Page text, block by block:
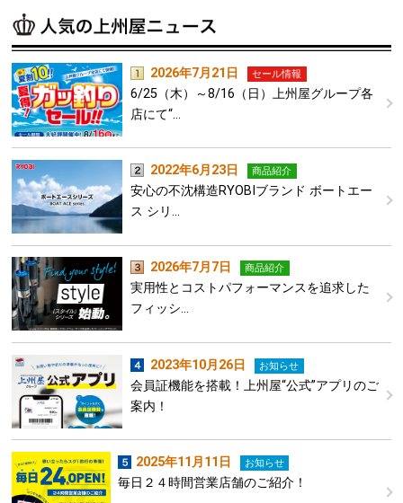
2026年7月21日 セール情報
6/25（木）～8/16（日）上州屋グループ各
店にて“…
2022年6月23日 商品紹介
安心の不沈構造RYOBIブランド ボートエー
ス シリ…
2026年7月7日 商品紹介
実用性とコストパフォーマンスを追求した
フィッシ…
2023年10月26日 お知らせ
会員証機能を搭載！上州屋“公式”アプリのご
案内！
2025年11月11日 お知らせ
毎日２４時間営業店舗のご紹介！